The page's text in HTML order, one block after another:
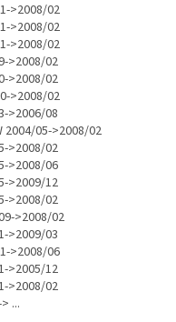
>2008/02
>2008/02
>2008/02
>2008/02
>2008/02
>2008/02
>2006/08
2004/05->2008/02
>2008/02
>2008/06
>2009/12
>2008/02
>2008/02
>2009/03
>2008/06
>2005/12
>2008/02
...